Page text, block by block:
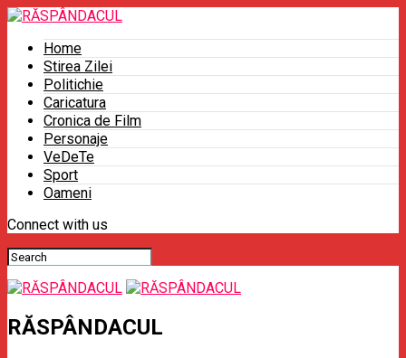
Home
Stirea Zilei
Politichie
Caricatura
Cronica de Film
Personaje
VeDeTe
Sport
Oameni
Connect with us
RĂSPÂNDACUL